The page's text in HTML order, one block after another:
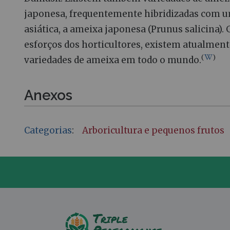
japonesa, frequentemente hibridizadas com
asiática, a ameixa japonesa (Prunus salicina).
esforços dos horticultores, existem
variedades de ameixa em todo o mundo.( )
Anexos
Categorias: Arboricultura e pequenos frutos